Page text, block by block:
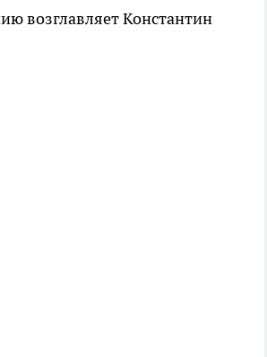
возглавляет Константин